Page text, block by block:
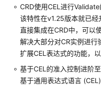
管
理
集
级
管
CRD使用CEL进行
该特性在v1.25版本就已
直接集成在CRD中，可以
解决大部分对CR实例进
扩展CEL表达式的功能，
基于CEL的准入控制进阶
基于通用表达式语言